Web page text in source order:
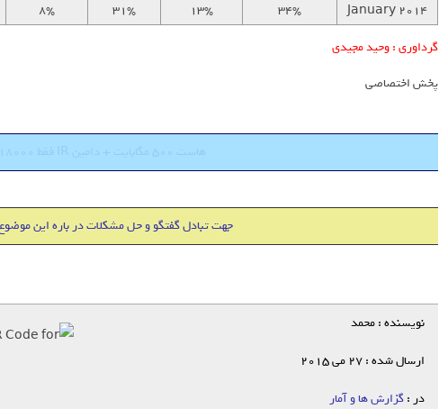
January 2014
34%
13%
31%
8%
گرداوری : وحید مجیدی
پخش اختصاصی
جهت تبادل گفتگو و حل مشکلات در باره این
نویسنده : محمد
ارسال شده : 27 می 2015
در :گزارش ها و آمار